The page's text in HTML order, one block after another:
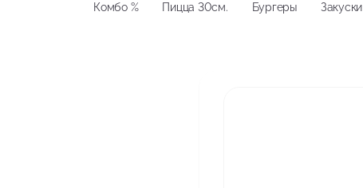
Комбо % Пицца 30см. Бургеры Закуски